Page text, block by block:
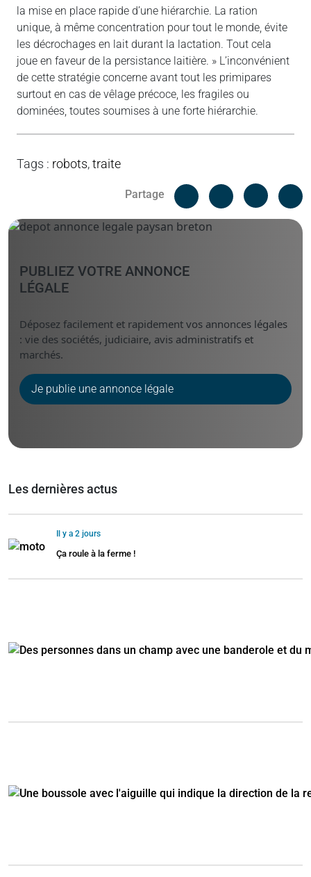
la mise en place rapide d’une hiérarchie. La ration
unique, à même concentration pour tout le monde, évite
les décrochages en lait durant la lactation. Tout cela
joue en faveur de la persistance laitière. » L’inconvénient
de cette stratégie concerne avant tout les primipares
surtout en cas de vêlage précoce, les fragiles ou
dominées, toutes soumises à une forte hiérarchie.
Tags : robots,traite
Partage
Facebook
Linked
PUBLIEZ VOTRE ANNONCE
LÉGALE
Déposez facilement et rapidement vos annonces légales
: vie des sociétés, judiciaire, avis administratifs et
marchés.
Je publie une annonce légale
Les dernières actus
Il y a 2 jours
Ça roule à la ferme !